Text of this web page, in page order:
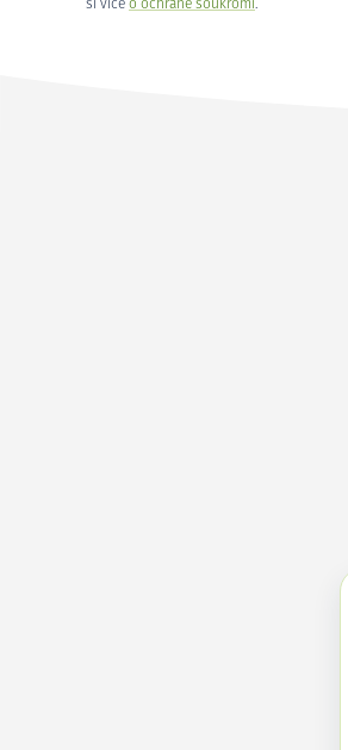
si více o ochraně soukromí.